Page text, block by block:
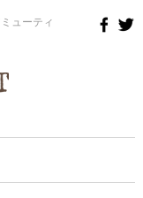
ューティ